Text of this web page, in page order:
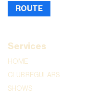
ROUTE
Services
HOME
CLUB REGULARS
SHOWS